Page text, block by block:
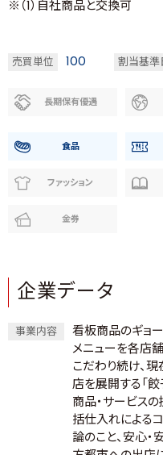
※（1）自社商品と交換可
売買単位 100 割当基準
長期保有優遇
食品
ファッション
金券
企業データ
事業内容
看板商品のギョ
メニューを各店
こだわり続け、
店を展開する「
商品・サービス
括仕入れによる
論のこと、安心・